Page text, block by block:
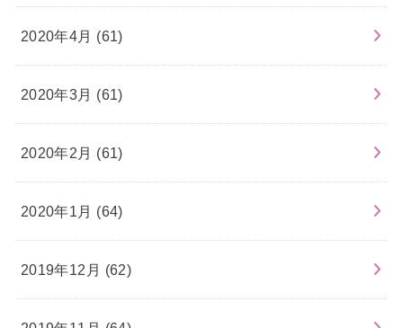
2020年4月 (61)
2020年3月 (61)
2020年2月 (61)
2020年1月 (64)
2019年12月 (62)